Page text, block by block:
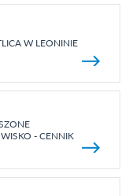
W LEONINIE
- CENNIK